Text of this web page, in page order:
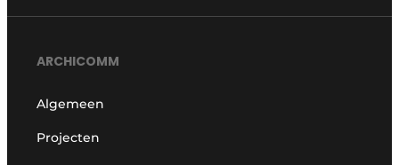
ARCHICOMM
Algemeen
Projecten